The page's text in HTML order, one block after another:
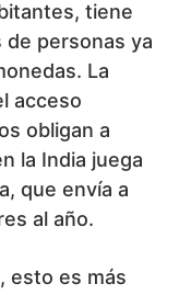
tiene
de personas ya
La
acceso
obligan a
la India juega
que envía a
al año.
esto es más